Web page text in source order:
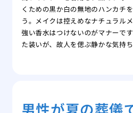
くための黒か白の無地のハンカチ
う。メイクは控えめなナチュラル
強い香水はつけないのがマナーで
た装いが、故人を偲ぶ静かな気持
男性が夏の葬儀